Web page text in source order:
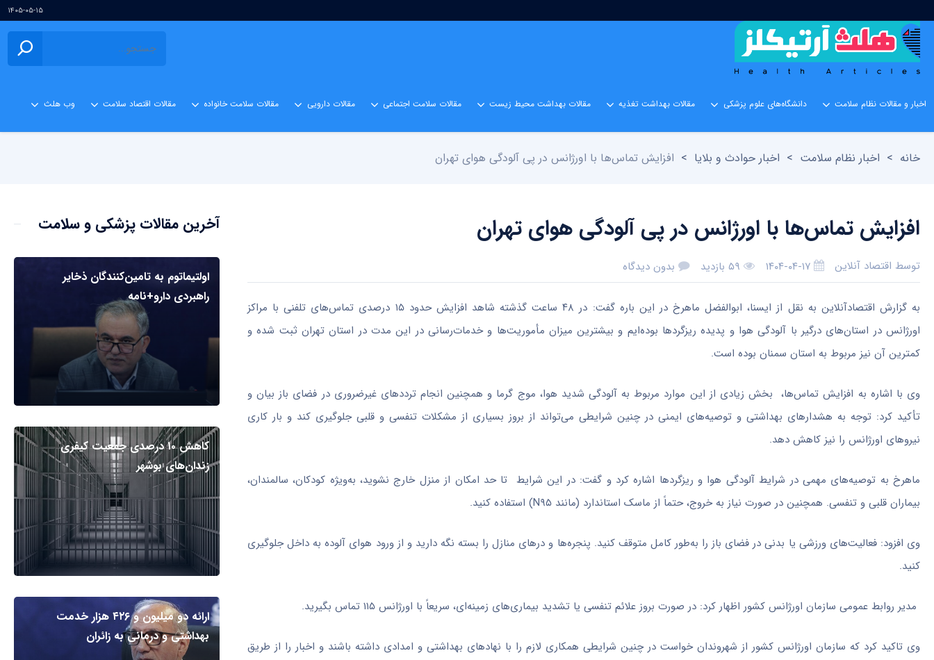
۱۴۰۵-۰۵-۱۵
اخبار و مقالات نظام سلامت دانشگاه‌های علوم پزشکی مقالات بهداشت تغذیه مقالات بهداشت محیط زیست مقالات سلامت اجتماعی مقالات دارویی مقالات سلامت خانواده مقالات اقتصاد سلامت وب هلث
خانه > اخبار نظام سلامت > اخبار حوادث و بلایا > افزایش تماس‌ها با اورژانس در پی آلودگی هوای تهران
افزایش تماس‌ها با اورژانس در پی آلودگی هوای تهران
توسط اقتصاد آنلاین ۱۴۰۴-۰۴-۱۷ ۵۹ بازدید بدون دیدگاه
به گزارش اقتصادآنلاین به نقل از ایسنا، ابوالفضل ماهرخ در این باره گفت: در ۴۸ ساعت گذشته شاهد افزایش حدود ۱۵ درصدی تماس‌های تلفنی با مراکز
اورژانس در استان‌های درگیر با آلودگی هوا و پدیده ریزگردها بوده‌ایم و بیشترین میزان مأموریت‌ها و خدمات‌رسانی در این مدت در استان تهران ثبت شده و
کمترین آن نیز مربوط به استان سمنان بوده است.
وی با اشاره به افزایش تماس‌ها، بخش زیادی از این موارد مربوط به آلودگی شدید هوا، موج گرما و همچنین انجام ترددهای غیرضروری در فضای باز بیان و
تأکید کرد: توجه به هشدارهای بهداشتی و توصیه‌های ایمنی در چنین شرایطی می‌تواند از بروز بسیاری از مشکلات تنفسی و قلبی جلوگیری کند و بار کاری
نیروهای اورژانس را نیز کاهش دهد.
ماهرخ به توصیه‌های مهمی در شرایط آلودگی هوا و ریزگردها اشاره کرد و گفت: در این شرایط تا حد امکان از منزل خارج نشوید، به‌ویژه کودکان، سالمندان،
بیماران قلبی و تنفسی. همچنین در صورت نیاز به خروج، حتماً از ماسک استاندارد (مانند N۹۵) استفاده کنید.
وی افزود: فعالیت‌های ورزشی یا بدنی در فضای باز را به‌طور کامل متوقف کنید. پنجره‌ها و درهای منازل را بسته نگه دارید و از ورود هوای آلوده به داخل جلوگیری
کنید.
مدیر روابط عمومی سازمان اورژانس کشور اظهار کرد: در صورت بروز علائم تنفسی یا تشدید بیماری‌های زمینه‌ای، سریعاً با اورژانس ۱۱۵ تماس بگیرید.
وی تاکید کرد که سازمان اورژانس کشور از شهروندان خواست در چنین شرایطی همکاری لازم را با نهادهای بهداشتی و امدادی داشته باشند و اخبار را از طریق
آخرین مقالات پزشکی و سلامت
اولتیماتوم به تامین‌کنندگان ذخایر
راهبردی دارو+نامه
کاهش ۱۰ درصدی جمعیت کیفری
زندان‌های بوشهر
ارائه دو میلیون و ۴۲۶ هزار خدمت
بهداشتی و درمانی به زائران